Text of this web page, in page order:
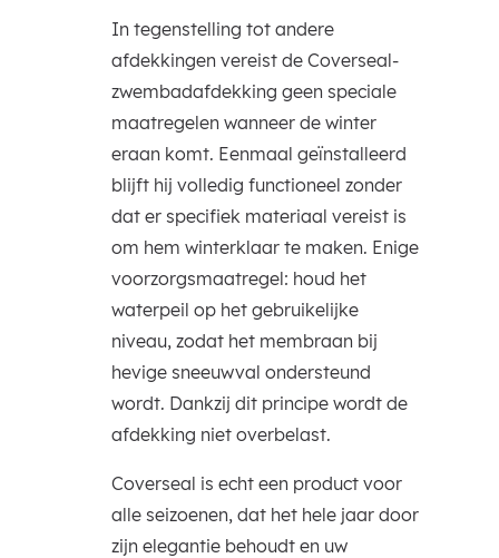
In tegenstelling tot andere
afdekkingen vereist de Coverseal-
zwembadafdekking geen speciale
maatregelen wanneer de winter
eraan komt. Eenmaal geïnstalleerd
blijft hij volledig functioneel zonder
dat er specifiek materiaal vereist is
om hem winterklaar te maken. Enige
voorzorgsmaatregel: houd het
waterpeil op het gebruikelijke
niveau, zodat het membraan bij
hevige sneeuwval ondersteund
wordt. Dankzij dit principe wordt de
afdekking niet overbelast.
Coverseal is echt een product voor
alle seizoenen, dat het hele jaar door
zijn elegantie behoudt en uw